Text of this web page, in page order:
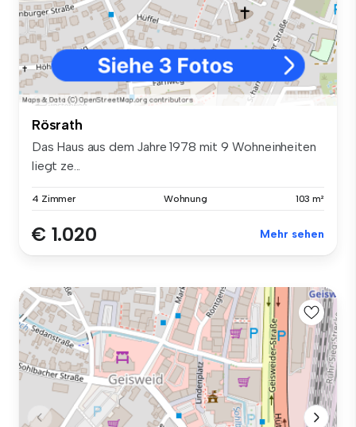
Rösrath
Das Haus aus dem Jahre 1978 mit 9 Wohneinheiten
liegt ze...
4 Zimmer Wohnung 103 m²
€ 1.020 Mehr sehen